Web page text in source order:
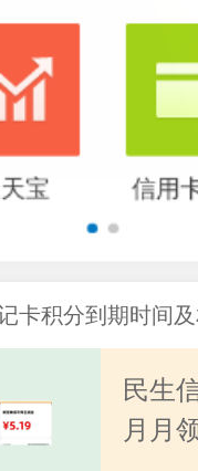
宝 信用
卡积分到期时间
民生
月月